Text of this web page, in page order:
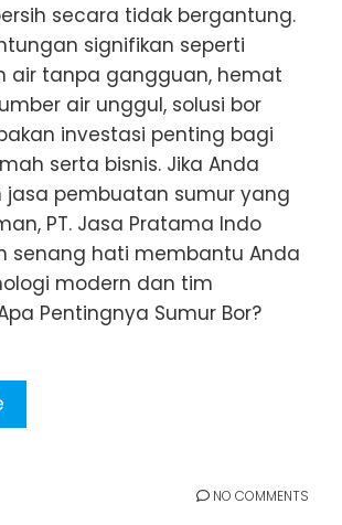
secara tidak bergantung.
signifikan seperti
air tanpa gangguan, hemat
air unggul, solusi bor
investasi penting bagi
serta bisnis. Jika Anda
jasa pembuatan sumur yang
PT. Jasa Pratama Indo
senang hati membantu Anda
modern dan tim
Pentingnya Sumur Bor?
NO COMMENTS